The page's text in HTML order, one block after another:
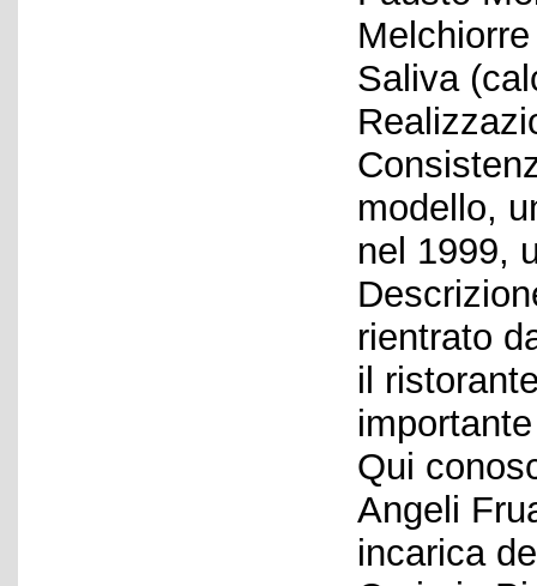
Saliva
modello,
nel 1999,
rientrato
il
Qui
Angeli
incarica